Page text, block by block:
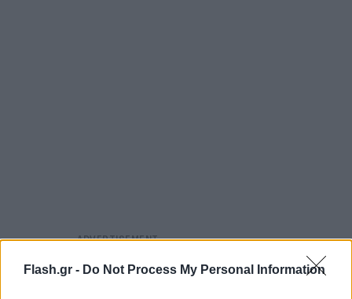
Flash.gr - Do Not Process My Personal Information